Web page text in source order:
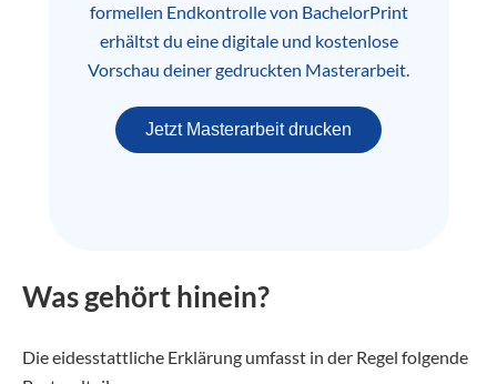
formellen Endkontrolle von BachelorPrint
erhältst du eine digitale und kostenlose
Vorschau deiner gedruckten Masterarbeit.
Jetzt Masterarbeit drucken
Was gehört hinein?
Die eidesstattliche Erklärung umfasst in der Regel folgende